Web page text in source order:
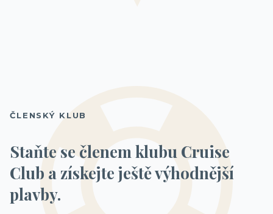
ČLENSKÝ KLUB
Staňte se členem klubu Cruise
Club a získejte ještě výhodnější
plavby.